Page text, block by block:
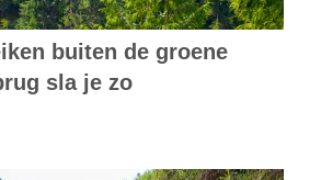
buiten de groene
sla je zo